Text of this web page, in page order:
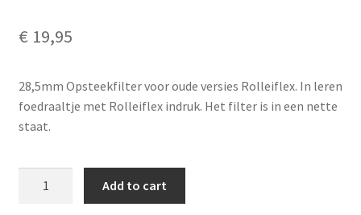
€ 19,95
28,5mm Opsteekfilter voor oude versies Rolleiflex. In leren
foedraaltje met Rolleiflex indruk. Het filter is in een nette
staat.
Add to cart